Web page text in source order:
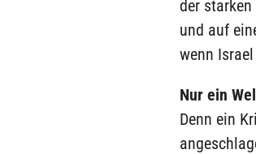
der
und auf
wenn
Nur ein
Denn ein